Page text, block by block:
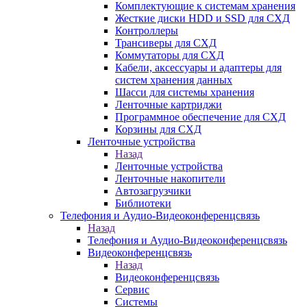
Комплектующие к системам хранения
Жесткие диски HDD и SSD для СХД
Контроллеры
Трансиверы для СХД
Коммутаторы для СХД
Кабели, аксессуары и адаптеры для
систем хранения данных
Шасси для системы хранения
Ленточные картриджи
Программное обеспечение для СХД
Корзины для СХД
Ленточные устройства
Назад
Ленточные устройства
Ленточные накопители
Автозагрузчики
Библиотеки
Телефония и Аудио-Видеоконференцсвязь
Назад
Телефония и Аудио-Видеоконференцсвязь
Видеоконференцсвязь
Назад
Видеоконференцсвязь
Сервис
Системы